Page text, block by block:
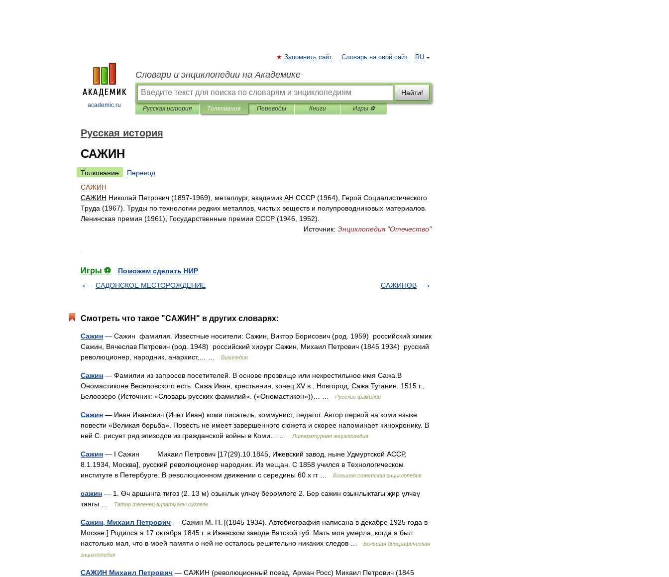
academic.ru
RU
Запомнить сайт Словарь на свой сайт
Словари и энциклопедии на Академике
Найти!
Русская история Толкования Переводы Книги Игры ⚽
Русская история
САЖИН
Толкование
Перевод
САЖИН
САЖИН Николай Петрович (1897-1969), металлург, академик АН СССР (1964), Герой Социалистического
Труда (1967). Труды по технологии редких металлов чистых веществ и полупроводниковых материалов
Ленинская премия (1961), Государственные премии СССР (1946 1952).
Источник: Энциклопедия "Отечество"
Игры ⚽
Поможем сделать НИР
САДОНСКОЕ МЕСТОРОЖДЕНИЕ
САЖИНОВ
Смотреть что такое "САЖИН" в других словарях:
Сажин — Сажин фамилия. Известные носители: Сажин, Виктор Борисович (род. 1959) российский химик
Сажин, Вячеслав Петрович (род. 1948) российский хирург Сажин, Михаил Петрович (1845 1934) русский
революционер, народник, анархист,… …
Википедия
Сажин — Фамилии из запросов посетителей. В основе прозвище или некрестильное имя Сажа.В
Ономастиконе Веселовского есть: Сажа Иван, крестьянин, конец XV в., Новгород; Сажа Туганин, 1515 г.,
Белоозеро (Источник: «Словарь русских фамилий». («Ономастикон»))… …
Русские фамилии
Сажин — Иван Иванович (Ичет Иван) коми писатель, коммунист, педагог. Автор первой на коми языке
повести «Великая борьба». Повесть не имеет завершенного сюжета и скорее напоминает кинохронику. В
ней С. рисует ряд эпизодов из гражданской войны в Коми… …
Литературная энциклопедия
Сажин — I Сажин Михаил Петрович [17(29).10.1845, Ижевский завод, ныне Удмуртской АССР,
8.1.1934, Москва], русский революционер народник. Из мещан. С 1858 учился в Технологическом
институте в Петербурге. В революционном движении с середины 60 х гг …
Большая советская энциклопедия
сажин — 1. Өч аршынга тигез (2. 13 м) озынлык үлчәү берәмлеге 2. Бер сажин озынлыктагы җир үлчәү
таягы …
Татар теленең аңлатмалы сүзлеге
Сажин, Михаил Петрович — Сажин М. П. [(1845 1934). Автобиография написана в декабре 1925 года в
Москве.] Родился я 17 октября 1845 г. в Ижевском заводе Вятской губ. Мать моя умерла, когда я был
настолько мал, что в моей памяти о ней не осталось решительно никаких следов …
Большая биографическая
энциклопедия
САЖИН Михаил Петрович — САЖИН (революционный псевд. Арман Росс) Михаил Петрович (1845